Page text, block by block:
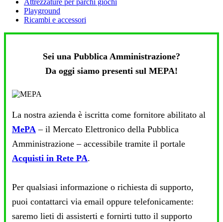
Attrezzature per parchi giochi
Playground
Ricambi e accessori
Sei una Pubblica Amministrazione?
Da oggi siamo presenti sul MEPA!
La nostra azienda è iscritta come fornitore abilitato al
MePA – il Mercato Elettronico della Pubblica
Amministrazione – accessibile tramite il portale
Acquisti in Rete PA.
Per qualsiasi informazione o richiesta di supporto,
puoi contattarci via email oppure telefonicamente:
saremo lieti di assisterti e fornirti tutto il supporto